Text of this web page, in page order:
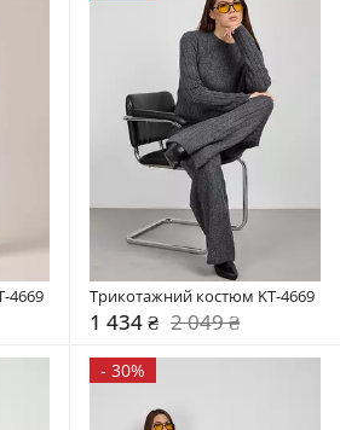
4669 Трикотажний костюм KT-4669
1 434 ₴ 2 049 ₴
- 30%